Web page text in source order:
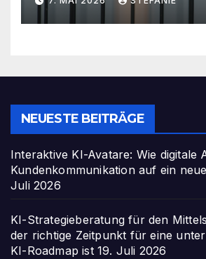
NEUESTE BEITRÄGE
Interaktive KI-Avatare: Wie digitale
Kundenkommunikation auf ein
Juli 2026
KI-Strategieberatung für den
der richtige Zeitpunkt für eine
KI-Roadmap ist 19. Juli 2026